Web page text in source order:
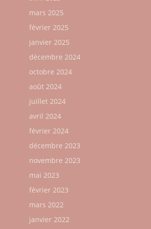
mars 2025
février 2025
janvier 2025
décembre 2024
octobre 2024
août 2024
juillet 2024
avril 2024
février 2024
décembre 2023
novembre 2023
mai 2023
février 2023
mars 2022
janvier 2022